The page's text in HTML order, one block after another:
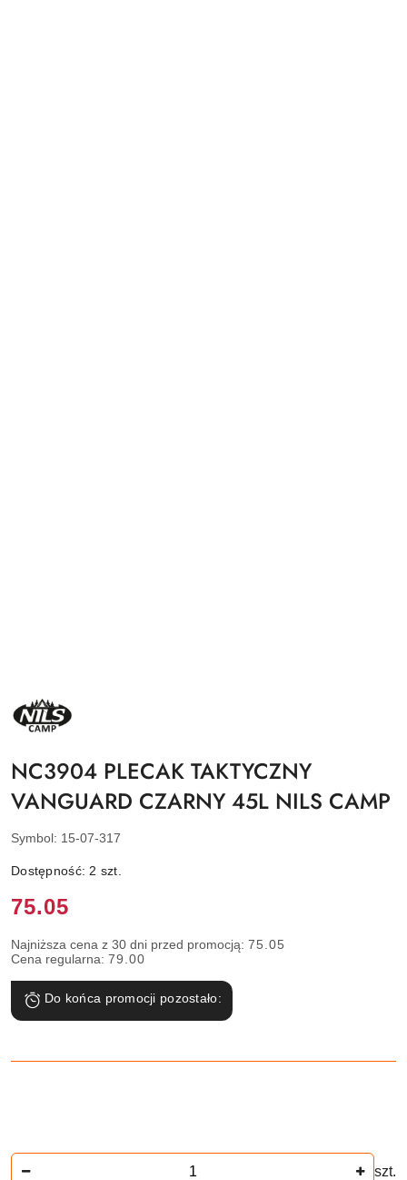
NAZWA
PRODUCENTA:
NILS
NC3904 PLECAK TAKTYCZNY
VANGUARD CZARNY 45L NILS CAMP
Symbol: 15-07-317
Dostępność:2 szt.
Cena:
75.05
Najniższa cena z 30 dni przed promocją: 75.05
Cena regularna: 79.00
Do końca promocji pozostało:
szt.